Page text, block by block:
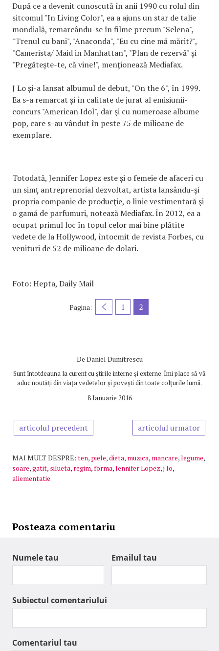
După ce a devenit cunoscută în anii 1990 cu rolul din
sitcomul "In Living Color", ea a ajuns un star de talie
mondială, remarcându-se în filme precum "Selena",
"Trenul cu bani", "Anaconda", "Eu cu cine mă mărit?",
"Camerista/ Maid in Manhattan", "Plan de rezervă" şi
"Pregăteşte-te, că vine!", menţionează Mediafax.
J Lo şi-a lansat albumul de debut, "On the 6", în 1999.
Ea s-a remarcat şi în calitate de jurat al emisiunii-
concurs "American Idol", dar şi cu numeroase albume
pop, care s-au vândut în peste 75 de milioane de
exemplare.
Totodată, Jennifer Lopez este şi o femeie de afaceri cu
un simţ antreprenorial dezvoltat, artista lansându-şi
propria companie de producţie, o linie vestimentară şi
o gamă de parfumuri, notează Mediafax. În 2012, ea a
ocupat primul loc în topul celor mai bine plătite
vedete de la Hollywood, întocmit de revista Forbes, cu
venituri de 52 de milioane de dolari.
Foto: Hepta, Daily Mail
Pagina: 1 2
De Daniel Dumitrescu
Sunt întotdeauna la curent cu știrile interne și externe. Îmi place să vă
aduc noutăți din viața vedetelor și povești din toate colțurile lumii.
8 Ianuarie 2016
articolul precedent articolul urmator
MAI MULT DESPRE: ten, piele,dieta, muzica, mancare,legume,
soare,gatit, silueta, regim,forma,Jennifer Lopez,j lo,
aliementatie
Posteaza comentariu
Numele tau Emailul tau
Subiectul comentariului
Comentariul tau